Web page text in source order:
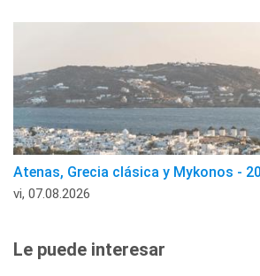
Atenas, Grecia clásica y Mykonos -
vi, 07.08.2026
Le puede interesar